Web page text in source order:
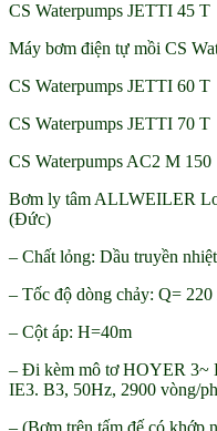
CS Waterpumps JETTI 45 T
Máy bơm điện tự mồi CS
CS Waterpumps JETTI 60 T
CS Waterpumps JETTI 70 T
CS Waterpumps AC2 M 150
Bơm ly tâm ALLWEILER
(Đức)
– Chất lỏng: Dầu truyền nhiệt
– Tốc độ dòng chảy: Q= 220
– Cột áp: H=40m
– Đi kèm mô tơ HOYER 3~
IE3. B3, 50Hz, 2900 vòng/